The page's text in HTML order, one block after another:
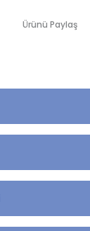
Ürünü Paylaş